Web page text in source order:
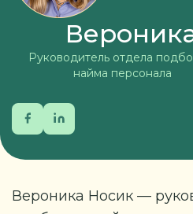
Руководитель отдела
найма персонала
Вероника Носик —